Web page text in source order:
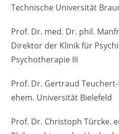
Technische Universität
Prof. Dr. med. Dr. phil.
Direktor der Klinik für
Psychotherapie III
Prof. Dr. Gertraud
ehem. Universität Bielefeld
Prof. Dr. Christoph Türcke.